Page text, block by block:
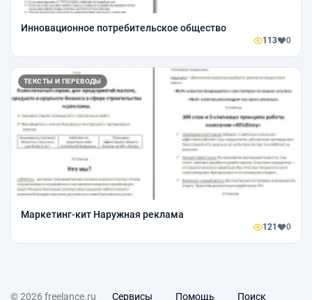
Инновационное потребительское общество
113 0
ТЕКСТЫ И ПЕРЕВОДЫ
Маркетинг-кит Наружная реклама
121 0
© 2026 freelance.ru Сервисы Помощь Поиск